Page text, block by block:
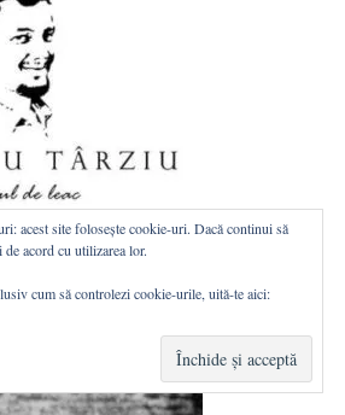
acest site folosește cookie-uri. Dacă continui să
acord cu utilizarea lor.
cum să controlezi cookie-urile, uită-te aici: